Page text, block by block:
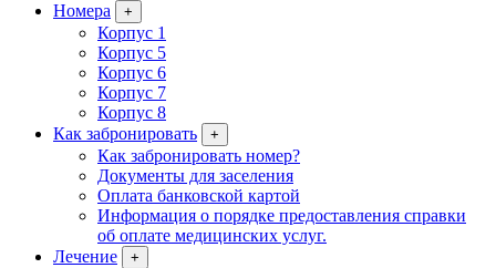
Номера
+
Корпус 1
Корпус 5
Корпус 6
Корпус 7
Корпус 8
Как забронировать
+
Как забронировать номер?
Документы для заселения
Оплата банковской картой
Информация о порядке предоставления справки
об оплате медицинских услуг.
Лечение
+